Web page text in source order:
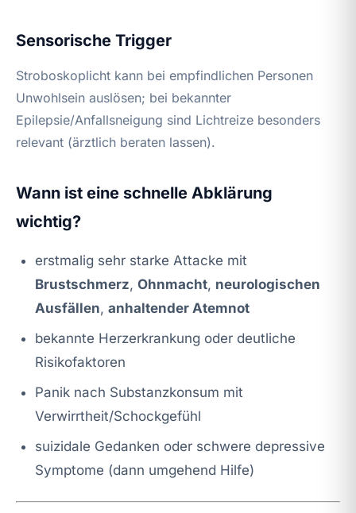
Sensorische Trigger
Stroboskoplicht kann bei empfindlichen Personen
Unwohlsein auslösen; bei bekannter
Epilepsie/Anfallsneigung sind Lichtreize besonders
relevant (ärztlich beraten lassen).
Wann ist eine schnelle Abklärung
wichtig?
erstmalig sehr starke Attacke mit
Brustschmerz, Ohnmacht, neurologischen
Ausfällen, anhaltender Atemnot
bekannte Herzerkrankung oder deutliche
Risikofaktoren
Panik nach Substanzkonsum mit
Verwirrtheit/Schockgefühl
suizidale Gedanken oder schwere depressive
Symptome (dann umgehend Hilfe)